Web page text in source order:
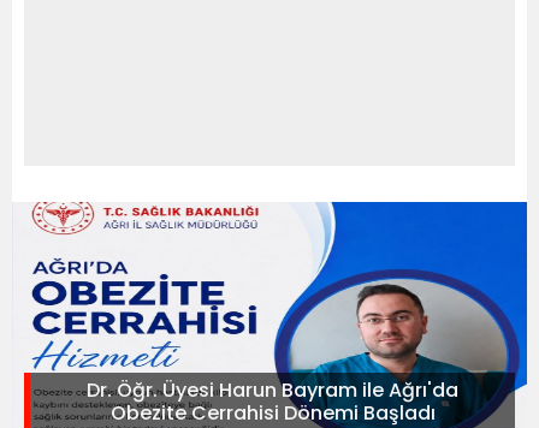
Dr. Öğr. Üyesi Harun Bayram ile Ağrı'da
Obezite Cerrahisi Dönemi Başladı